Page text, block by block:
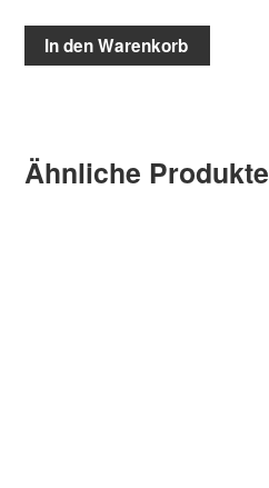
In den Warenkorb
Ähnliche Produkte